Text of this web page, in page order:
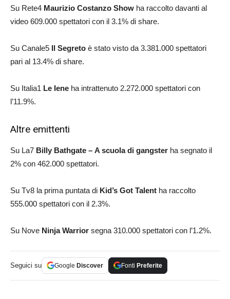
Su Rete4 Maurizio Costanzo Show ha raccolto davanti al
video 609.000 spettatori con il 3.1% di share.
Su Canale5 Il Segreto è stato visto da 3.381.000 spettatori
pari al 13.4% di share.
Su Italia1 Le Iene ha intrattenuto 2.272.000 spettatori con
l’11.9%.
Altre emittenti
Su La7 Billy Bathgate – A scuola di gangster ha segnato il
2% con 462.000 spettatori.
Su Tv8 la prima puntata di Kid’s Got Talent ha raccolto
555.000 spettatori con il 2.3%.
Su Nove Ninja Warrior segna 310.000 spettatori con l’1.2%.
Seguici su Google Discover Fonti Preferite